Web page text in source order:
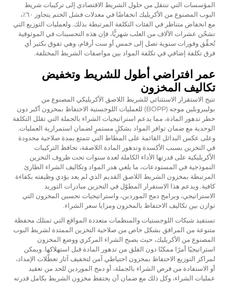
المؤسسات التي تنتقل من حلول الشريط الاقتصادي إلى تركيبات شريط
البوب المصنوع من الأكريليك انخفاضًا في معدلات فشل الختم يتجاوز ٦٠٪،
مع انخفاض متناظر في الفئات التكلفة المرتبطة بذلك. ولعمليات التوزيع التي
تشحّن عشرات الآلاف من العلب شهريًّا، فإن هذه التحسينات في الموثوقية
تُحقِّق وفورات سنوية تصل إلى خمس أو ست أرقام، وهي تفوق بكثير أي
فرق تكلفة إضافي في تكلفة المواد بين مواصفات الشريط المختلفة.
عمر افتراضي أطول للشريط وتخفيض
تكاليف المخزون
تتيح الاستقرار الاستثنائي للشريط اللاصق الأكريليكي المصنوع من
بوليبروبلين موجه (BOPP) للعمليات اللوجستية الاحتفاظ بمخزون أكبر دون
خطر تدهور المادة، مما يدعم استراتيجيات الشراء بالجملة التي تقلل التكلفة
الوحدية مع ضمان توافر المواد بشكلٍ مستمرٍ لضمان استمرارية العمليات.
وعلى عكس البدائل القائمة على المطاط التي تتمتع بمدة صلاحية محدودة
في التخزين بسبب الأكسدة وتدهور المادة اللاصقة، تحافظ التركيبات
الأكريليكية على قدرتها الأداء الكاملة لعدة سنوات تحت ظروف التخزين
النموذجية في المستودعات، ما يلغي هدر المواد وتكاليف الشراء الطارئ
المرتبطة بمخزون الشريط اللاصق القديم الذي لم يعد يؤدي وظيفته بكفاءة
كافية. ويدعم هذا الاستقرار المطوّل في التخزين مبادرات التوريد
الاستراتيجي، وبرامج دمج الموردين، واستراتيجيات تحسين المخزون التي
توازن بين تكاليف الاحتفاظ بالمخزون ومزايا سعر الشراء.
تستفيد شبكات اللوجستيات والمنظمات متعددة المواقع التي تمتلك محفظة
متنوعة من المرافق بشكل خاص من صلاحية التخزين الممتدة لشريط البوب
المصنوع من الأكريليك، حيث يصبح الشراء المركزي ووضع المخزون
استراتيجيًا أمرًا ممكنًا دون القلق من تدهور المادة قبل استهلاكها. ويمكن
لمراكز التوزيع الاحتفاظ بمخزون احتياطي آمن لتخفيف آثار تعطّلات الإمداد،
أو الاستفادة من فرص الشراء بالجملة، أو دمج الموردين للحد من تعقيد
عمليات الشراء، وكل ذلك مع ضمان أن يحتفظ مخزون الشريط بكامل قدرته